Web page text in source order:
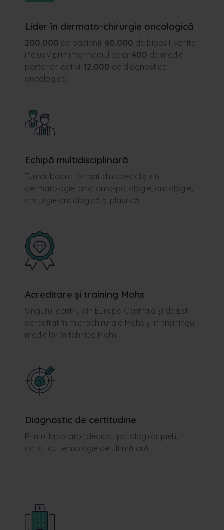
Lider în dermato-chirurgie oncologică
200.000 de pacienți. 60.000 de biopsii, venite
inclusiv prin intermediul celor 400 de medici
parteneri activi. 12.000 de diagnostice
oncologice.
Echipă multidisciplinară
Tumor board format din specialiști în
dermatologie, anatomo-patologie, oncologie,
chirurgie oncologică și plastică.
Acreditare și training Mohs
Singurul centru din Europa Centrală și de Est
acreditat în microchirurgia Mohs și în trainingul
medicilor în tehnica Mohs.
Diagnostic de certitudine
Primul laborator dedicat patologiilor pielii,
dotat cu tehnologie de ultimă oră.